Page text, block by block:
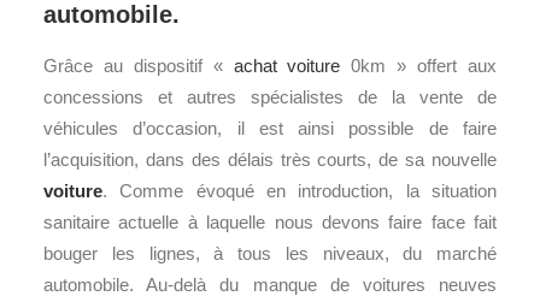
automobile.
Grâce au dispositif « achat voiture 0km » offert aux
concessions et autres spécialistes de la vente de
véhicules d’occasion, il est ainsi possible de faire
l’acquisition, dans des délais très courts, de sa nouvelle
voiture. Comme évoqué en introduction, la situation
sanitaire actuelle à laquelle nous devons faire face fait
bouger les lignes, à tous les niveaux, du marché
automobile. Au-delà du manque de voitures neuves